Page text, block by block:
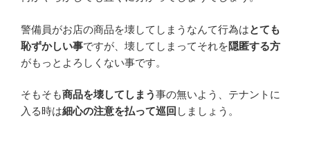
警備員がお店の商品を壊してしまうなんて行為はとても
恥ずかしい事ですが、壊してしまってそれを隠匿する方
がもっとよろしくない事です。
そもそも商品を壊してしまう事の無いよう、テナントに
入る時は細心の注意を払って巡回 しましょう。